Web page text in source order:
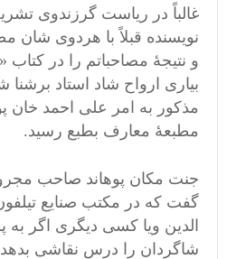
غالباً در ریاست گرزندوی
نویسنده قبلاً با هردوی شان
و نتیجۀ مصاحباتم را در کتاب
بیاری ارواح شاد استاد
مذکور به امر علی احمد خان
مطبعۀ معارف بطبع رسید.
جنت مکان پوهاند صاحب
گفت که در مکتب صنایع
الدین ویا کسی دیگری اگر به
شاگردان را درس نقاشی